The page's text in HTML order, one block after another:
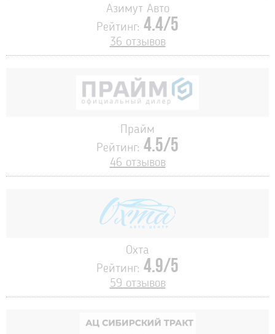
Азимут Авто
Рейтинг: 4.4/5
36 отзывов
Прайм
Рейтинг: 4.5/5
46 отзывов
Охта
Рейтинг: 4.9/5
59 отзывов